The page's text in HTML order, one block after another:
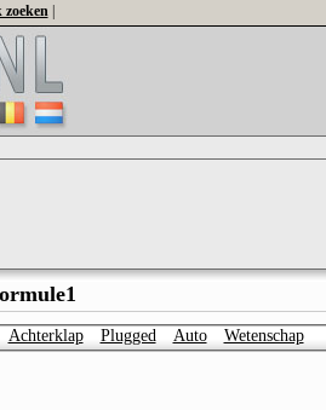
|
Achterklap Plugged Auto Wetenschap